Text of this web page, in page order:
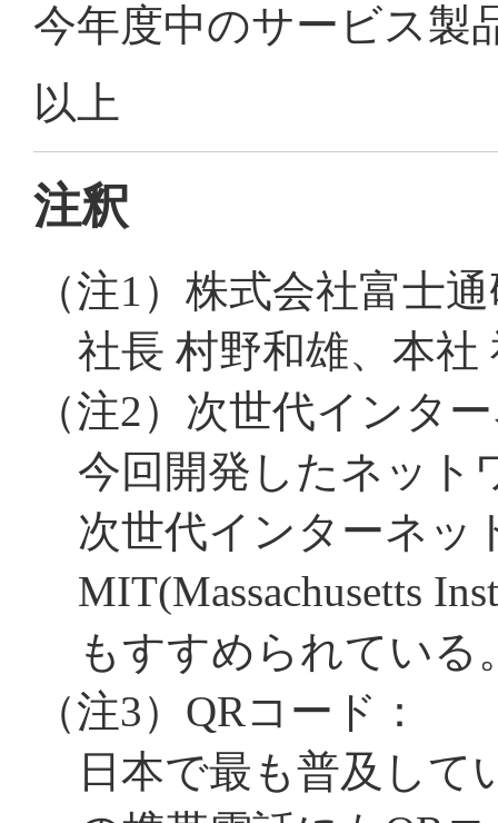
今年度中のサービス製
以上
注釈
（注1） 株式会社富士
社長 村野和雄、本社
（注2） 次世代インタ
今回開発したネット
次世代インターネッ
MIT(Massachusetts
もすすめられている
（注3） QRコード：
日本で最も普及して